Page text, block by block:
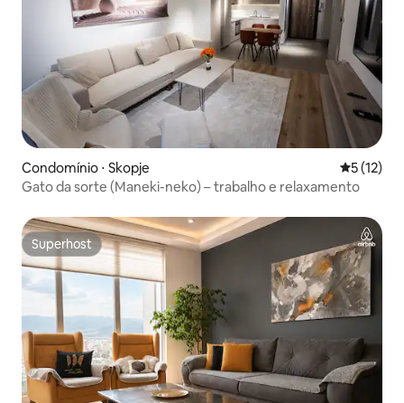
Condomínio ⋅ Skopje 5 de uma
5 (12)
Gato da sorte (Maneki-neko) – trabalho e relaxamento
Superhost
Superhost